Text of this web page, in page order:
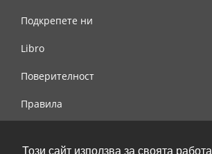
Този сайт използва за своята работа
Подкрепете ни
Libro
Поверителност
Правила